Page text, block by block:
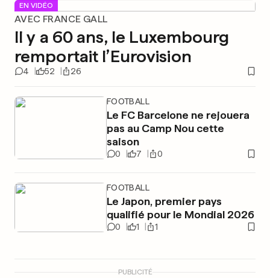
EN VIDÉO
AVEC FRANCE GALL
Il y a 60 ans, le Luxembourg
remportait l’Eurovision
4 52 26
FOOTBALL
Le FC Barcelone ne rejouera
pas au Camp Nou cette
saison
0 7 0
FOOTBALL
Le Japon, premier pays
qualifié pour le Mondial 2026
0 1 1
PUBLICITÉ